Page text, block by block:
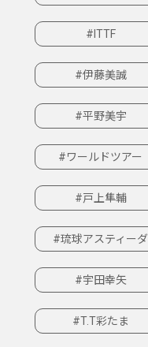
#ITTF
#伊藤美誠
#平野美宇
#ワールドツアー
#戸上隼輔
#琉球アスティーダ
#宇田幸矢
#T.T彩たま